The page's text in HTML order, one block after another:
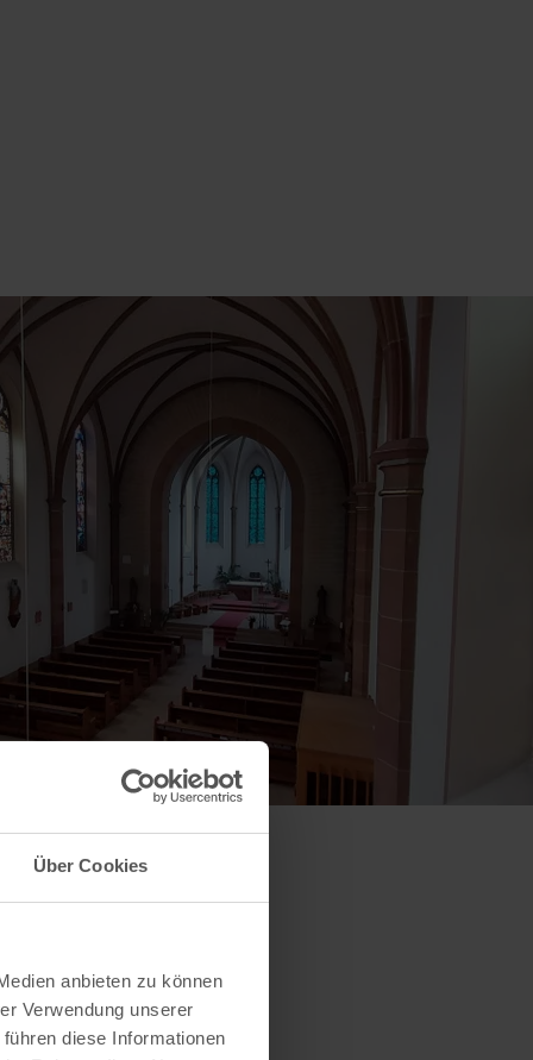
Über Cookies
anbieten zu können
Verwendung unserer
diese Informationen